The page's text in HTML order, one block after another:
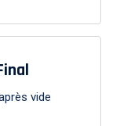
vide